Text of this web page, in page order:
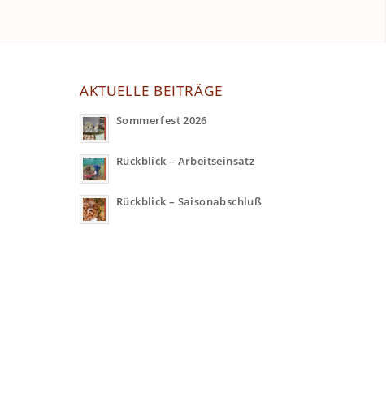
AKTUELLE BEITRÄGE
Sommerfest 2026
Rückblick – Arbeitseinsatz
Rückblick – Saisonabschluß